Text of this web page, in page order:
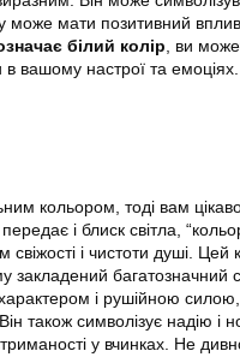
може мати позитивний
білий колір, ви
в вашому настрої та емоціях.
кольором, тоді вам
і блиск світла,
і чистоти душі. Цей
закладений багатозначний
і рушійною силою,
також символізує надію і
у вчинках. Не